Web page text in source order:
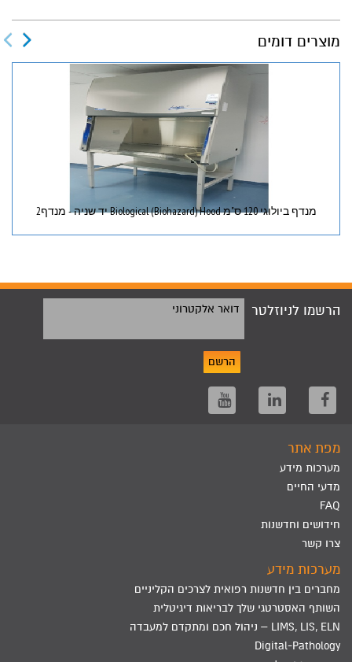
מוצרים דומים
מנדף ביולוגי 120 ס"מ Biological (Biohazard) Hood יד שניה - מנדף2
הרשמו לניוזלטר דואר אלקטרוני
הרשם
מפת אתר
מערכות מידע
מדעי החיים
FAQ
חידושים וחדשנות
צרו קשר
מערכות מידע
מחברים בין חדשנות רפואית לצרכים הקליניים
השותף האסטרטגי שלך לבריאות דיגיטלית
LIMS, LIS, ELN – ניהול חכם ומתקדם למעבדה
Digital-Pathology